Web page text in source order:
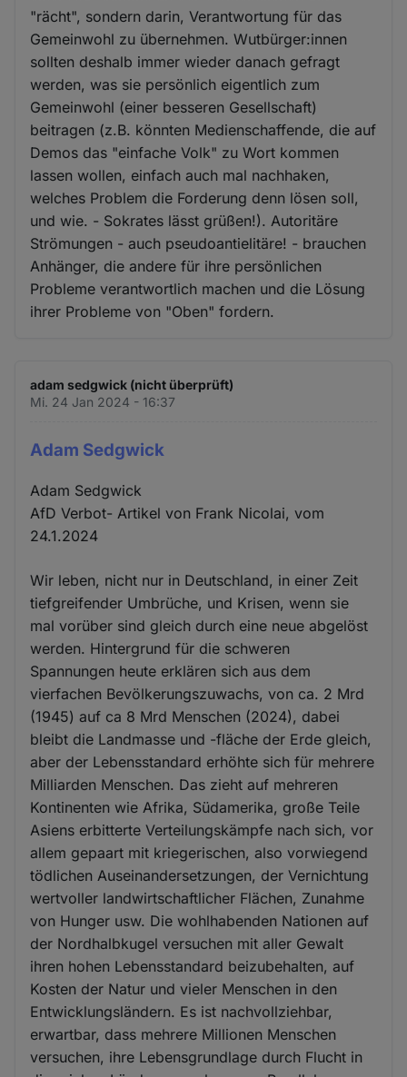
"rächt", sondern darin, Verantwortung für das
Gemeinwohl zu übernehmen. Wutbürger:innen
sollten deshalb immer wieder danach gefragt
werden, was sie persönlich eigentlich zum
Gemeinwohl (einer besseren Gesellschaft)
beitragen (z.B. könnten Medienschaffende, die auf
Demos das "einfache Volk" zu Wort kommen
lassen wollen, einfach auch mal nachhaken,
welches Problem die Forderung denn lösen soll,
und wie. - Sokrates lässt grüßen!). Autoritäre
Strömungen - auch pseudoantielitäre! - brauchen
Anhänger, die andere für ihre persönlichen
Probleme verantwortlich machen und die Lösung
ihrer Probleme von "Oben" fordern.
adam sedgwick (nicht überprüft)
Mi. 24 Jan 2024 - 16:37
Adam Sedgwick
Adam Sedgwick
AfD Verbot- Artikel von Frank Nicolai, vom
24.1.2024
Wir leben, nicht nur in Deutschland, in einer Zeit
tiefgreifender Umbrüche, und Krisen, wenn sie
mal vorüber sind gleich durch eine neue abgelöst
werden. Hintergrund für die schweren
Spannungen heute erklären sich aus dem
vierfachen Bevölkerungszuwachs, von ca. 2 Mrd
(1945) auf ca 8 Mrd Menschen (2024), dabei
bleibt die Landmasse und -fläche der Erde gleich,
aber der Lebensstandard erhöhte sich für mehrere
Milliarden Menschen. Das zieht auf mehreren
Kontinenten wie Afrika, Südamerika, große Teile
Asiens erbitterte Verteilungskämpfe nach sich, vor
allem gepaart mit kriegerischen, also vorwiegend
tödlichen Auseinandersetzungen, der Vernichtung
wertvoller landwirtschaftlicher Flächen, Zunahme
von Hunger usw. Die wohlhabenden Nationen auf
der Nordhalbkugel versuchen mit aller Gewalt
ihren hohen Lebensstandard beizubehalten, auf
Kosten der Natur und vieler Menschen in den
Entwicklungsländern. Es ist nachvollziehbar,
erwartbar, dass mehrere Millionen Menschen
versuchen, ihre Lebensgrundlage durch Flucht in